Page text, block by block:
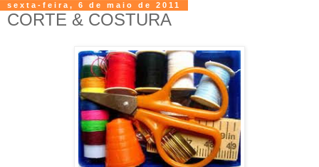
sexta-feira, 6 de maio de 2011
CORTE & COSTURA